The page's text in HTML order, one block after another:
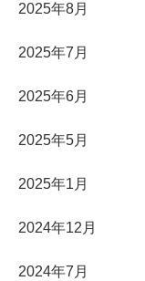
2025年8月
2025年7月
2025年6月
2025年5月
2025年1月
2024年12月
2024年7月